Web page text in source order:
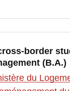
border
(B.A.)
du